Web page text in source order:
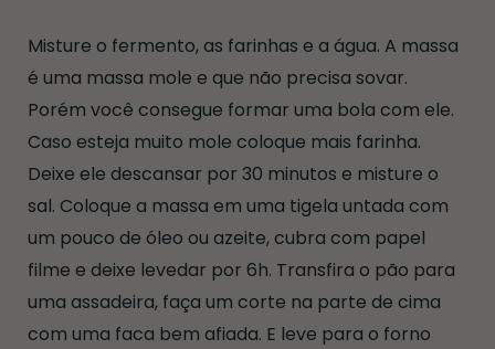
Misture o fermento, as farinhas e a água. A massa
é uma massa mole e que não precisa sovar.
Porém você consegue formar uma bola com ele.
Caso esteja muito mole coloque mais farinha.
Deixe ele descansar por 30 minutos e misture o
sal. Coloque a massa em uma tigela untada com
um pouco de óleo ou azeite, cubra com papel
filme e deixe levedar por 6h. Transfira o pão para
uma assadeira, faça um corte na parte de cima
com uma faca bem afiada. E leve para o forno